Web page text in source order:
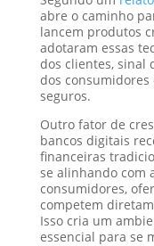
abre o caminho
lancem produtos
adotaram essas
dos clientes, sinal
dos consumidores
seguros.
Outro fator de
bancos digitais
financeiras
se alinhando com
consumidores,
competem
Isso cria um
essencial para se